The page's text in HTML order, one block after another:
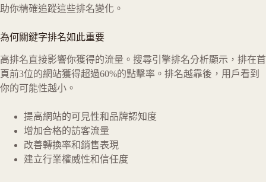
助你精確追蹤這些排名變化。
為何關鍵字排名如此重要
高排名直接影響你獲得的流量。搜尋引擎排名分析顯示，排在首
頁前3位的網站獲得超過60%的點擊率。排名越靠後，用戶看到
你的可能性越小。
提高網站的可見性和品牌認知度
增加合格的訪客流量
改善轉換率和銷售表現
建立行業權威性和信任度